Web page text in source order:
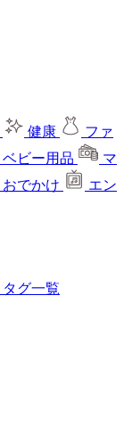
健康
ファ
ベビー用品
マ
おでかけ
エン
タグ一覧